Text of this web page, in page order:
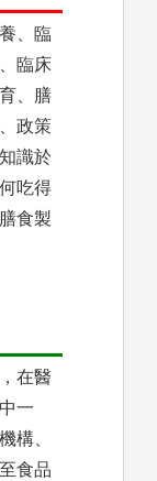
、臨
臨床
、膳
政策
識於
吃得
食製
在醫
一
構、
食品